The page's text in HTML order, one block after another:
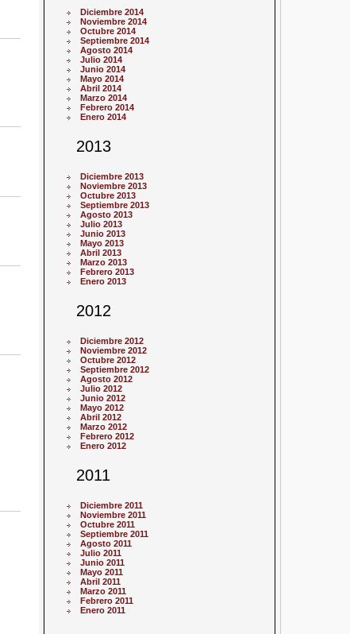
Diciembre 2014
Noviembre 2014
Octubre 2014
Septiembre 2014
Agosto 2014
Julio 2014
Junio 2014
Mayo 2014
Abril 2014
Marzo 2014
Febrero 2014
Enero 2014
2013
Diciembre 2013
Noviembre 2013
Octubre 2013
Septiembre 2013
Agosto 2013
Julio 2013
Junio 2013
Mayo 2013
Abril 2013
Marzo 2013
Febrero 2013
Enero 2013
2012
Diciembre 2012
Noviembre 2012
Octubre 2012
Septiembre 2012
Agosto 2012
Julio 2012
Junio 2012
Mayo 2012
Abril 2012
Marzo 2012
Febrero 2012
Enero 2012
2011
Diciembre 2011
Noviembre 2011
Octubre 2011
Septiembre 2011
Agosto 2011
Julio 2011
Junio 2011
Mayo 2011
Abril 2011
Marzo 2011
Febrero 2011
Enero 2011